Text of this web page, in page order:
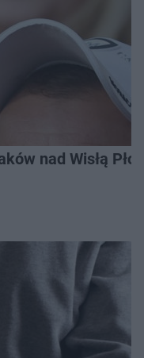
nad Wisłą